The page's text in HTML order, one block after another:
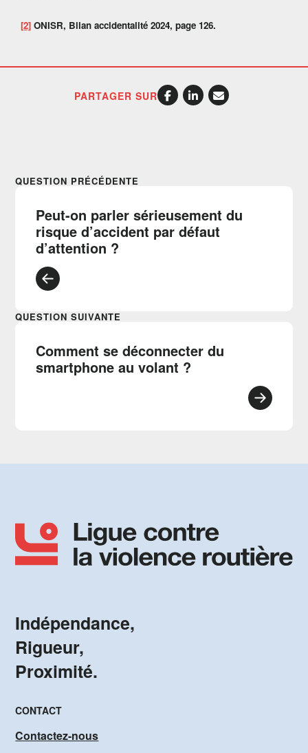
[2] ONISR, Bilan accidentalité 2024, page 126.
PARTAGER SUR
QUESTION PRÉCÉDENTE
Peut-on parler sérieusement du
risque d’accident par défaut
d’attention ?
QUESTION SUIVANTE
Comment se déconnecter du
smartphone au volant ?
Indépendance,
Rigueur,
Proximité.
CONTACT
Contactez-nous